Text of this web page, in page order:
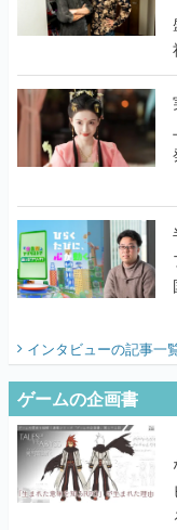
インタビューの記事一
ゲームの企画書